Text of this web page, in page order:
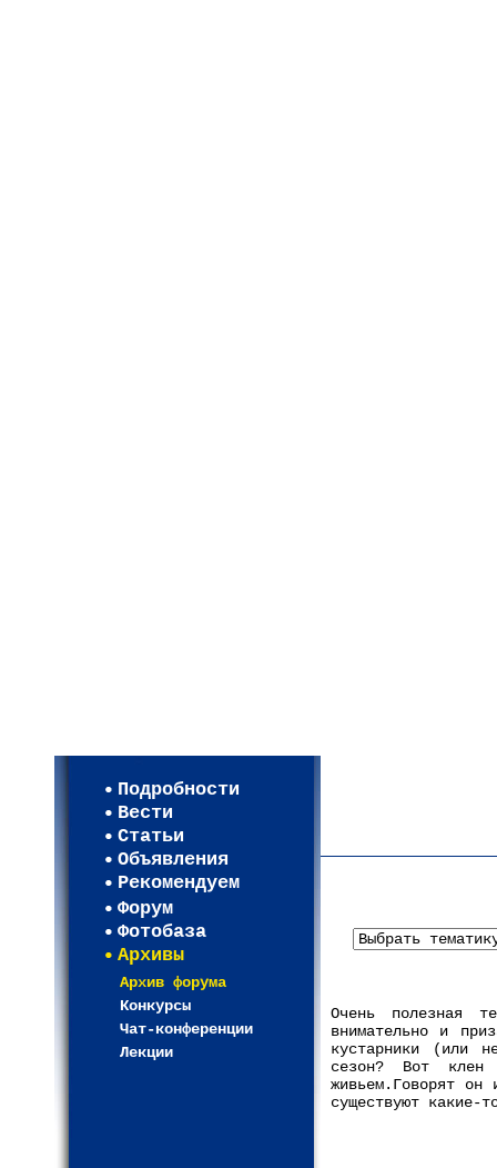
Подробности
Вести
Статьи
Объявления
Рекомендуем
Форум
Фотобаза
Архивы
Архив форума
Конкурсы
Чат-конференции
Лекции
Очень полезная
внимательно и
кустарники (или
сезон? Вот клен
живьем.Говорят он
существуют какие-